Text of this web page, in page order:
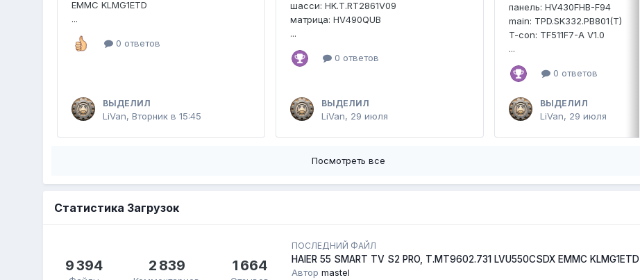
EMMC KLMG1ETD
...
0 ответов
ВЫДЕЛИЛ
LiVan,Вторник в 15:45
шасси: HK.T.RT2861V09
матрица: HV490QUB
...
0 ответов
ВЫДЕЛИЛ
LiVan, 29 июля
панель: HV430FHB-F94
main: TPD.SK332.PB801(T)
T-con: TF511F7-A V1.0
...
0 ответов
ВЫДЕЛИЛ
LiVan, 29 июля
Посмотреть все
Статистика Загрузок
9 394 2 839 1 664
ПОСЛЕДНИЙ ФАЙЛ
HAIER 55 SMART TV S2 PRO, T.MT9602.731 LVU550CSDX EMMC KLMG1ETD
Авторmastel